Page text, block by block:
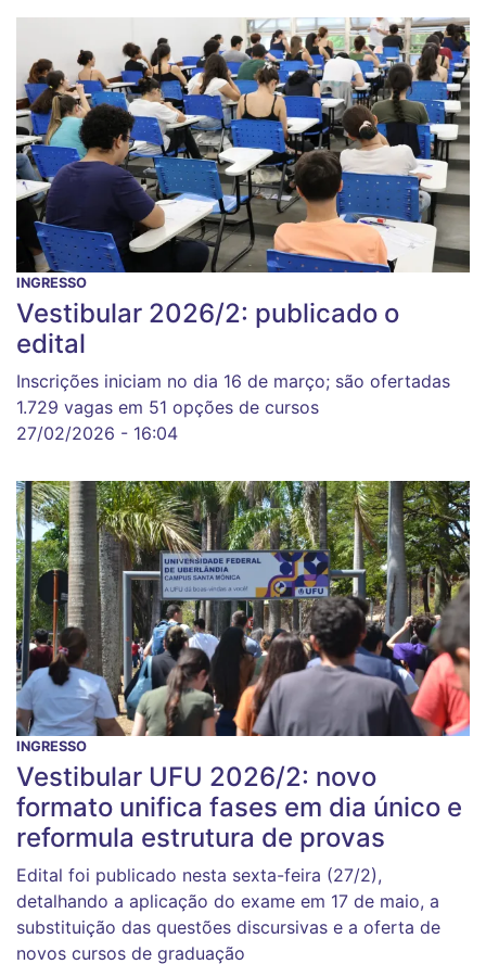
INGRESSO
Vestibular 2026/2: publicado o
edital
Inscrições iniciam no dia 16 de março; são ofertadas
1.729 vagas em 51 opções de cursos
27/02/2026 - 16:04
INGRESSO
Vestibular UFU 2026/2: novo
formato unifica fases em dia único e
reformula estrutura de provas
Edital foi publicado nesta sexta-feira (27/2),
detalhando a aplicação do exame em 17 de maio, a
substituição das questões discursivas e a oferta de
novos cursos de graduação